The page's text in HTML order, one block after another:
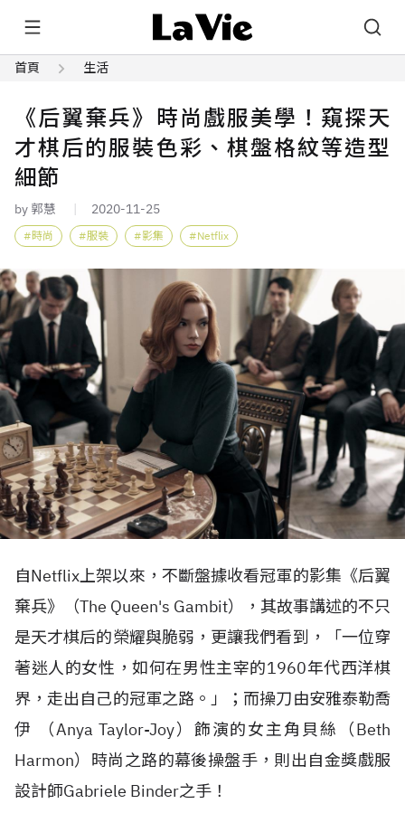
首頁 生活
《后翼棄兵》時尚戲服美學！窺探天
才棋后的服裝色彩、棋盤格紋等造型
細節
by 郭慧 2020-11-25
時尚 服裝 影集 Netflix
自Netflix上架以來，不斷盤據收看冠軍的影集《后翼
棄兵》（The Queen's Gambit），其故事講述的不只
是天才棋后的榮耀與脆弱，更讓我們看到，「一位穿
著迷人的女性，如何在男性主宰的1960年代西洋棋
界，走出自己的冠軍之路。」；而操刀由安雅泰勒喬
伊 （Anya Taylor-Joy）飾演的女主角貝絲（Beth
Harmon）時尚之路的幕後操盤手，則出自金獎戲服
設計師Gabriele Binder之手！